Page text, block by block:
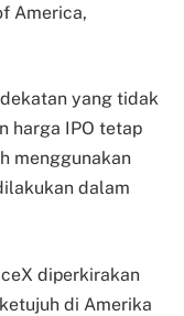
America,
yang tidak
harga IPO tetap
menggunakan
dalam
diperkirakan
di Amerika